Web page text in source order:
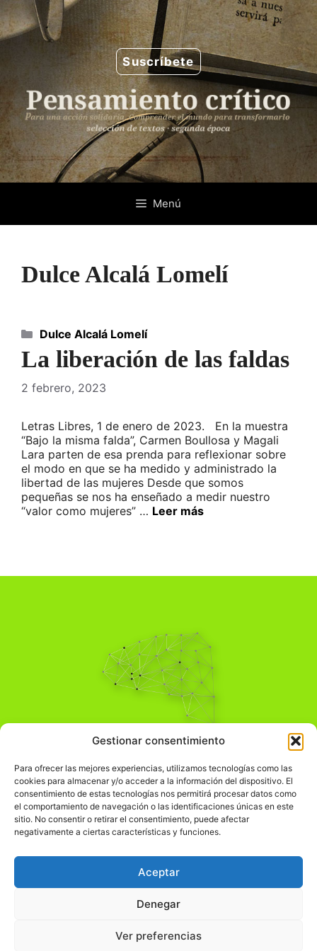
Gestionar consentimiento
Para ofrecer las mejores experiencias, utilizamos tecnologías como las
cookies para almacenar y/o acceder a la información del dispositivo. El
consentimiento de estas tecnologías nos permitirá procesar datos como
el comportamiento de navegación o las identificaciones únicas en este
sitio. No consentir o retirar el consentimiento, puede afectar
negativamente a ciertas características y funciones.
Aceptar
Denegar
Ver preferencias
Saltar
al
contenido
Suscríbete
Menú
Dulce Alcalá Lomelí
La liberación de las faldas
2 febrero, 2023
Letras Libres, 1 de enero de 2023. En la muestra
“Bajo la misma falda”, Carmen Boullosa y Magali
Lara parten de esa prenda para reflexionar sobre
el modo en que se ha medido y administrado la
libertad de las mujeres Desde que somos
pequeñas se nos ha enseñado a medir nuestro
“valor como mujeres” … Leer más
Categorías
Dulce Alcalá Lomelí
Pensamiento Crítico
Comprender el mundo para transformarlo.
Información Legal
჻Política de privacidad
Política de cookies